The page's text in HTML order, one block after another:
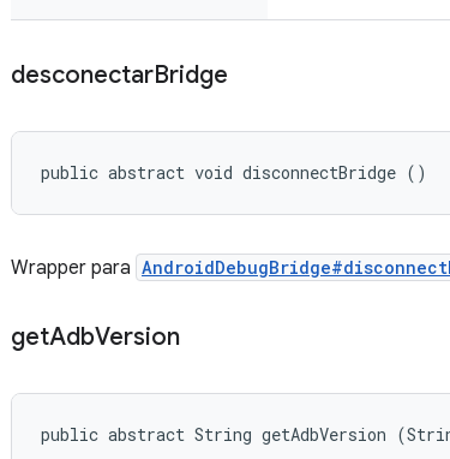
desconectarBridge
public abstract void disconnectBridge ()
Wrapper para
getAdbVersion
public abstract String getAdbVersion